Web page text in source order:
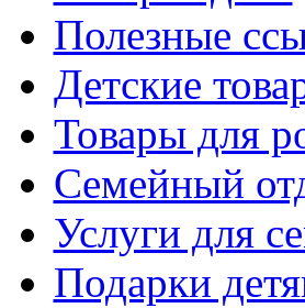
Полезные
Детские
Товары для
Семейный
Услуги для
Подарки